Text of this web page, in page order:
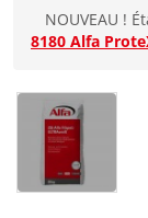
NOUVEAU !
8180 Alfa